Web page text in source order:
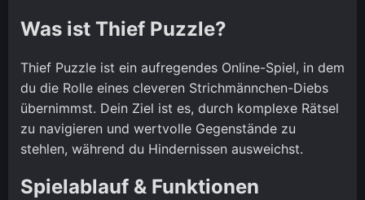
Was ist Thief Puzzle?
Thief Puzzle ist ein aufregendes Online-Spiel, in dem
du die Rolle eines cleveren Strichmännchen-Diebs
übernimmst. Dein Ziel ist es, durch komplexe Rätsel
zu navigieren und wertvolle Gegenstände zu
stehlen, während du Hindernissen ausweichst.
Spielablauf & Funktionen